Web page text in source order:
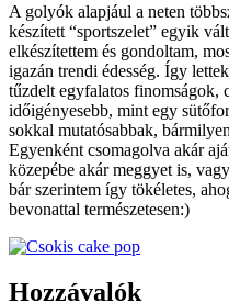
A golyók alapjául a neten
készített “sportszelet” egyik
elkészítettem és gondoltam,
igazán trendi édesség. Így
tűzdelt egyfalatos finomságok,
időigényesebb, mint egy
sokkal mutatósabbak,
Egyenként csomagolva akár
közepébe akár meggyet is,
bár szerintem így tökéletes,
bevonattal természetesen:)
Hozzávalók